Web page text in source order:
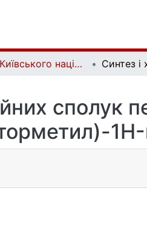
Вісник Київського національного університету імені Тараса Шевченка. Хімія. Вип. 1(60)
сполук
1H-